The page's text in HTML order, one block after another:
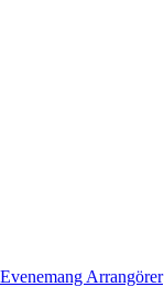
Evenemang Arrangörer